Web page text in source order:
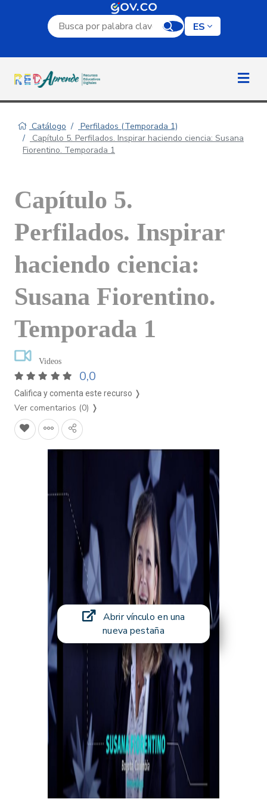
Campo de búsqueda por palabra clave
ES
Catálogo
Perfilados (Temporada 1)
Capítulo 5. Perfilados. Inspirar haciendo ciencia: Susana
Fiorentino. Temporada 1
Capítulo 5.
Perfilados. Inspirar
haciendo ciencia:
Susana Fiorentino.
Temporada 1
Videos
0,0
Califica y comenta este recurso ❭
Ver comentarios (0) ❭
Abrir vínculo en una
nueva pestaña